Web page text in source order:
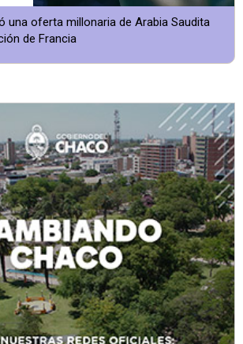
una oferta millonaria de Arabia Saudita
de Francia